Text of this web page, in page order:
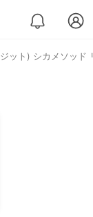
ット) シカメソッド